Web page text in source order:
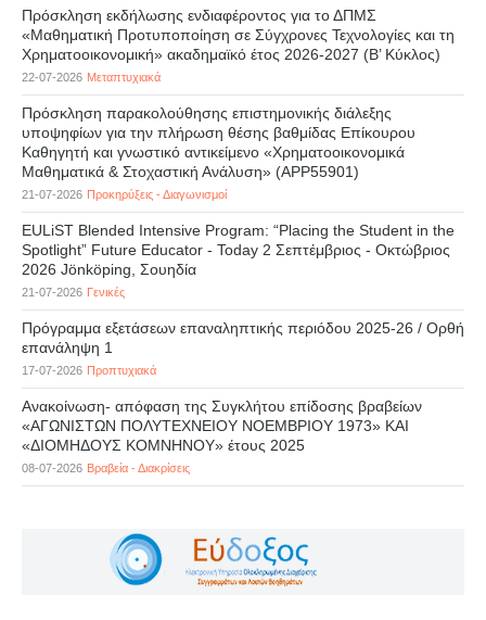
Πρόσκληση εκδήλωσης ενδιαφέροντος για το ΔΠΜΣ
«Μαθηματική Προτυποποίηση σε Σύγχρονες Τεχνολογίες και τη
Χρηματοοικονομική» ακαδημαϊκό έτος 2026-2027 (B’ Kύκλος)
22-07-2026 Μεταπτυχιακά
Πρόσκληση παρακολούθησης επιστημονικής διάλεξης
υποψηφίων για την πλήρωση θέσης βαθμίδας Επίκουρου
Καθηγητή και γνωστικό αντικείμενο «Χρηματοοικονομικά
Μαθηματικά & Στοχαστική Ανάλυση» (APP55901)
21-07-2026 Προκηρύξεις - Διαγωνισμοί
EULiST Blended Intensive Program: “Placing the Student in the
Spotlight” Future Educator - Today 2 Σεπτέμβριος - Οκτώβριος
2026 Jönköping, Σουηδία
21-07-2026 Γενικές
Πρόγραμμα εξετάσεων επαναληπτικής περιόδου 2025-26 / Ορθή
επανάληψη 1
17-07-2026 Προπτυχιακά
Ανακοίνωση- απόφαση της Συγκλήτου επίδοσης βραβείων
«ΑΓΩΝΙΣΤΩΝ ΠΟΛΥΤΕΧΝΕΙΟΥ ΝΟΕΜΒΡΙΟΥ 1973» ΚΑΙ
«ΔΙΟΜΗΔΟΥΣ ΚΟΜΝΗΝΟΥ» έτους 2025
08-07-2026 Βραβεία - Διακρίσεις